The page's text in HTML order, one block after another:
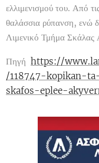
ελλιμενισμού του. Από
θαλάσσια ρύπανση, ενώ
Λιμενικό Τμήμα Σκάλας
Πηγή https://
/118747-kopikan-
skafos-eplee-